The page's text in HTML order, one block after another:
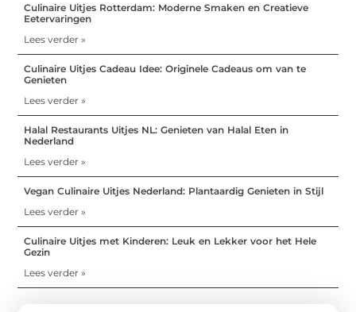
Culinaire Uitjes Rotterdam: Moderne Smaken en Creatieve
Eetervaringen
Lees verder »
Culinaire Uitjes Cadeau Idee: Originele Cadeaus om van te
Genieten
Lees verder »
Halal Restaurants Uitjes NL: Genieten van Halal Eten in
Nederland
Lees verder »
Vegan Culinaire Uitjes Nederland: Plantaardig Genieten in Stijl
Lees verder »
Culinaire Uitjes met Kinderen: Leuk en Lekker voor het Hele
Gezin
Lees verder »